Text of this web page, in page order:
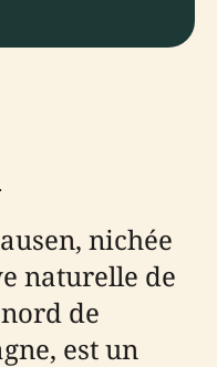
nichée
naturelle de
de
est un